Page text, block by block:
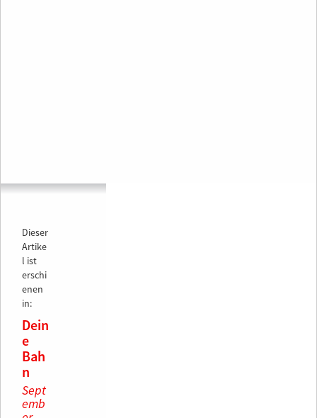
Dieser
Artike
l ist
erschi
enen
in:
Dein
e
Bah
n
Sept
emb